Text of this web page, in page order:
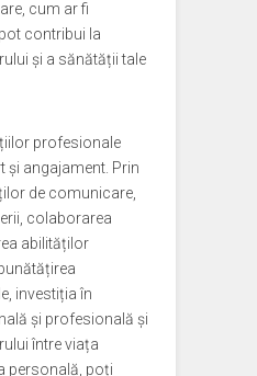
cum ar fi
contribui la
și a sănătății tale
profesionale
și angajament. Prin
de comunicare,
colaborarea
abilităților
investiția în
și profesională și
între viața
personală, poți